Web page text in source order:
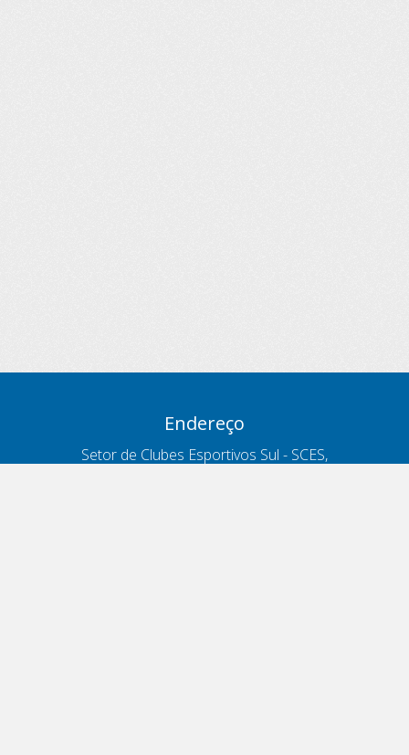
Endereço
Setor de Clubes Esportivos Sul - SCES,